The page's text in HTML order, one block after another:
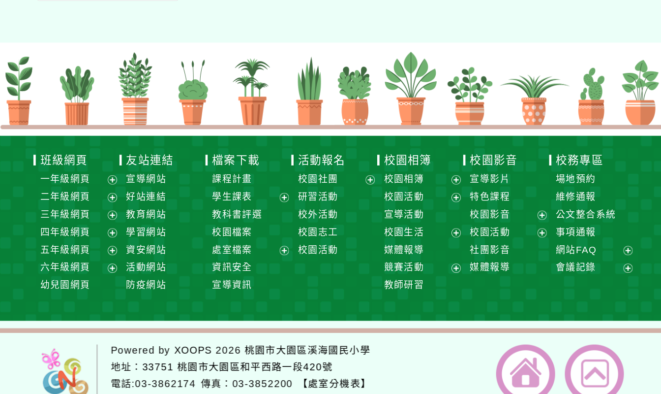
班級網頁
一年級網頁
展
開
選
單
二年級網頁
展
開
選
單
三年級網頁
展
選
單
四年級網頁
展
選
五年級網頁
展
六年級網頁
單
幼兒園網頁
友站連結
宣導網站
好站連結
教育網站
學習網站
資安網站
活動網站
防疫網站
檔案下載
課程計畫
學生課表
單
教科書評選
校園檔案
處室檔案
資訊安全
宣導資訊
活動報名
校園社團
研習活動
校外活動
校園志工
校園活動
校園相簿
校園相簿
展
開
單
校園活動
選
宣導活動
校園生活
選
媒體報導
競賽活動
單
教師研習
校園影音
宣導影片
特色課程
校園影音
展
校園活動
社團影音
媒體報導
校務專區
場地預約
維修通報
公文整合系統
事項通報
網站FAQ
展
會議記錄
單
Powered by XOOPS 2026桃園市大園區溪海國民小學
地址： 33751 桃園市大園區和平西路一段420號
電話:03-3862174 傳真：03-3852200 【處室分機表】